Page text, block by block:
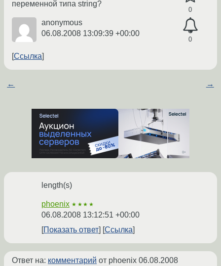
0
0
переменной типа string?
anonymous
06.08.2008 13:09:39 +00:00
Ссылка
← →
length(s)
phoenix ★★★★
06.08.2008 13:12:51 +00:00
Показать ответ
Ссылка
Ответ на: комментарий от phoenix 06.08.2008